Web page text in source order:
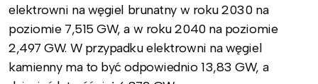
elektrowni na węgiel brunatny w roku 2030 na
poziomie 7,515 GW, a w roku 2040 na poziomie
2,497 GW. W przypadku elektrowni na węgiel
kamienny ma to być odpowiednio 13,83 GW, a